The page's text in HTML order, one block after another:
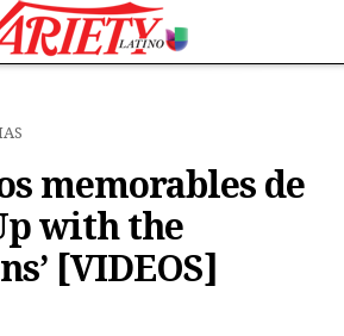
memorables de
with the
[VIDEOS]